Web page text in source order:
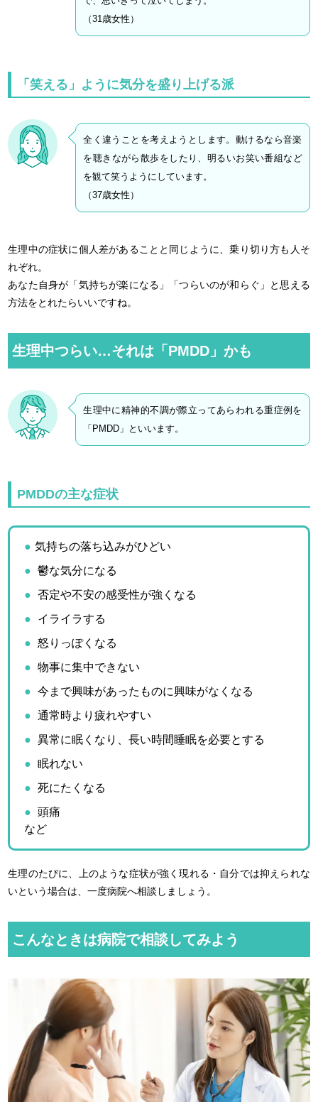
（31歳女性）
「笑える」ように気分を盛り上げる派
全く違うことを考えようとします。動けるなら音楽
を聴きながら散歩をしたり、明るいお笑い番組など
を観て笑うようにしています。
（37歳女性）
生理中の症状に個人差があることと同じように、乗り切り方も人そ
れぞれ。
あなた自身が「気持ちが楽になる」「つらいのが和らぐ」と思える
方法をとれたらいいですね。
生理中つらい…それは「PMDD」かも
生理中に精神的不調が際立ってあらわれる重症例を
「PMDD」といいます。
PMDDの主な症状
気持ちの落ち込みがひどい
鬱な気分になる
否定や不安の感受性が強くなる
イライラする
怒りっぽくなる
物事に集中できない
今まで興味があったものに興味がなくなる
通常時より疲れやすい
異常に眠くなり、長い時間睡眠を必要とする
眠れない
死にたくなる
頭痛
など
生理のたびに、上のような症状が強く現れる・自分では抑えられな
いという場合は、一度病院へ相談しましょう。
こんなときは病院で相談してみよう